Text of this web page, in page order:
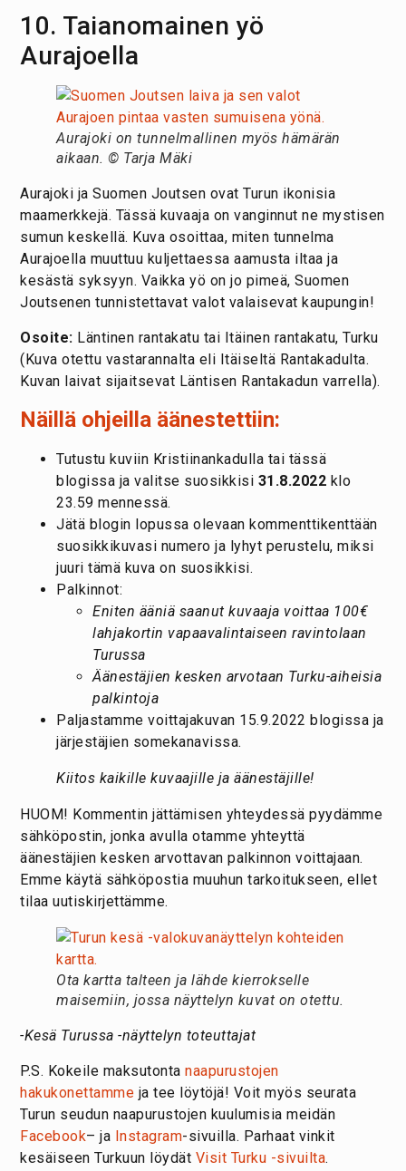
10. Taianomainen yö
Aurajoella
Aurajoki on tunnelmallinen myös hämärän
aikaan. © Tarja Mäki
Aurajoki ja Suomen Joutsen ovat Turun ikonisia
maamerkkejä. Tässä kuvaaja on vanginnut ne mystisen
sumun keskellä. Kuva osoittaa, miten tunnelma
Aurajoella muuttuu kuljettaessa aamusta iltaa ja
kesästä syksyyn. Vaikka yö on jo pimeä, Suomen
Joutsenen tunnistettavat valot valaisevat kaupungin!
Osoite: Läntinen rantakatu tai Itäinen rantakatu, Turku
(Kuva otettu vastarannalta eli Itäiseltä Rantakadulta.
Kuvan laivat sijaitsevat Läntisen Rantakadun varrella).
Näillä ohjeilla äänestettiin:
Tutustu kuviin Kristiinankadulla tai tässä
blogissa ja valitse suosikkisi 31.8.2022 klo
23.59 mennessä.
Jätä blogin lopussa olevaan kommenttikenttään
suosikkikuvasi numero ja lyhyt perustelu, miksi
juuri tämä kuva on suosikkisi.
Palkinnot:
Eniten ääniä saanut kuvaaja voittaa 100€
lahjakortin vapaavalintaiseen ravintolaan
Turussa
Äänestäjien kesken arvotaan Turku-aiheisia
palkintoja
Paljastamme voittajakuvan 15.9.2022 blogissa ja
järjestäjien somekanavissa.
Kiitos kaikille kuvaajille ja äänestäjille!
HUOM! Kommentin jättämisen yhteydessä pyydämme
sähköpostin, jonka avulla otamme yhteyttä
äänestäjien kesken arvottavan palkinnon voittajaan.
Emme käytä sähköpostia muuhun tarkoitukseen, ellet
tilaa uutiskirjettämme.
Ota kartta talteen ja lähde kierrokselle
maisemiin, jossa näyttelyn kuvat on otettu.
-Kesä Turussa -näyttelyn toteuttajat
P.S. Kokeile maksutontanaapurustojen
hakukonettamme ja tee löytöjä! Voit myös seurata
Turun seudun naapurustojen kuulumisia meidän
Facebook– ja Instagram-sivuilla. Parhaat vinkit
kesäiseen Turkuun löydät Visit Turku -sivuilta.